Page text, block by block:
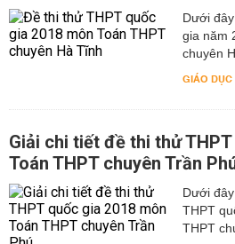
Dưới
gia năm
chuyên
GIÁO DỤC
Giải chi tiết đề thi thử
Toán THPT chuyên Trần
Dưới
THPT
THPT